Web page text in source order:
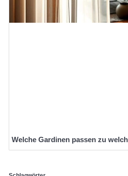
Welche Gardinen passen zu